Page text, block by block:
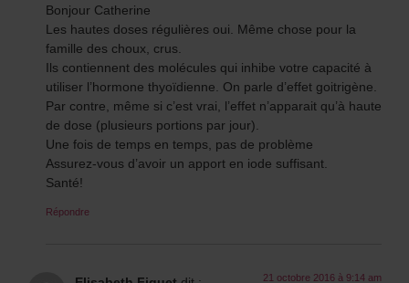
Bonjour Catherine
Les hautes doses régulières oui. Même chose pour la
famille des choux, crus.
Ils contiennent des molécules qui inhibe votre capacité à
utiliser l’hormone thyoïdienne. On parle d’effet goitrigène.
Par contre, même si c’est vrai, l’effet n’apparait qu’à haute
de dose (plusieurs portions par jour).
Une fois de temps en temps, pas de problème
Assurez-vous d’avoir un apport en iode suffisant.
Santé!
Répondre
21 octobre 2016 à 9:14 am